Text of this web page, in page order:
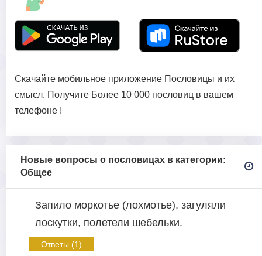
Скачайте мобильное приложение Пословицы и их
смысл. Получите Более 10 000 пословиц в вашем
телефоне !
Новые вопросы о пословицах в категории:
Общее
Запило моркотье (лохмотье), загуляли
лоскутки, полетели шебельки.
Ответы (1)